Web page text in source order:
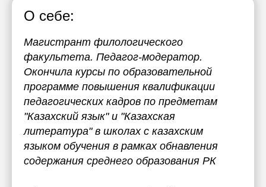
О себе:
Магистрант филологического
факультета. Педагог-модератор.
Окончила курсы по образовательной
программе повышения квалификации
педагогических кадров по предметам
"Казахский язык" и "Казахская
литература" в школах с казахским
языком обучения в рамках обнавления
содержания среднего образования РК